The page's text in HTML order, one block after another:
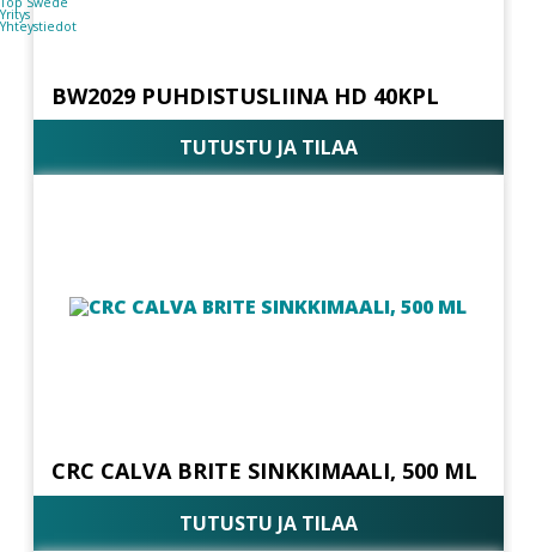
Yritys
Yhteystiedot
BW2029 PUHDISTUSLIINA HD 40KPL
TUTUSTU JA TILAA
CRC CALVA BRITE SINKKIMAALI, 500 ML
TUTUSTU JA TILAA